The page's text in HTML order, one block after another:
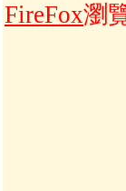
FireFox瀏